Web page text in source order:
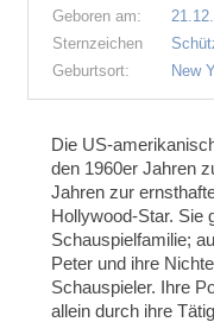
Geboren am:
Sternzeichen
Geburtsort:
New
Die US-
den 1960er Jahren
Jahren zur
Hollywood-Star. Sie
Schauspielfamilie;
Peter und ihre
Schauspieler. Ihre
allein durch ihre